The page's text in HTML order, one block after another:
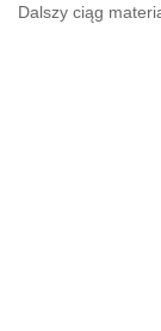
Dalszy ciąg